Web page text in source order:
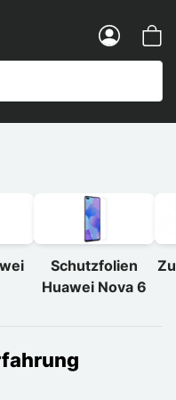
und Zubehör für
Schutzfolien
Huawei Nova 6